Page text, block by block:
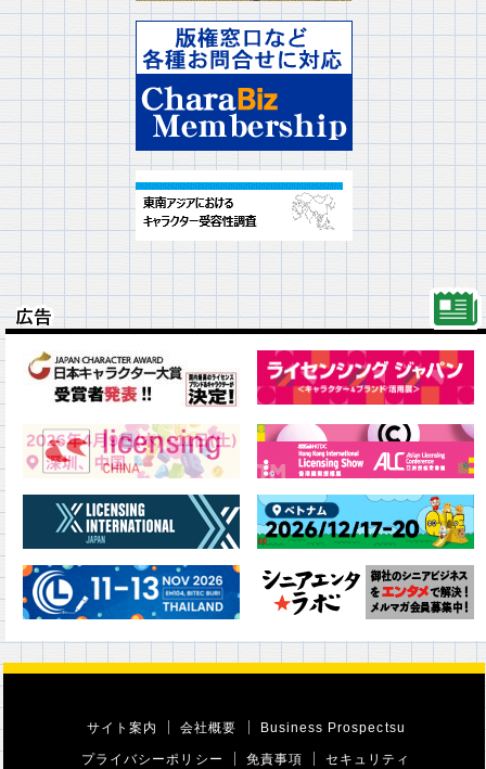
広告
広告
サイト案内 会社概要 Business Prospectsu
プライバシーポリシー 免責事項 セキュリティ